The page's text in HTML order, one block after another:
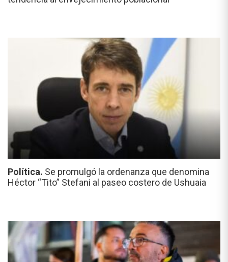
Política. Se promulgó la ordenanza que denomina
Héctor “Tito” Stefani al paseo costero de Ushuaia